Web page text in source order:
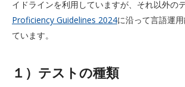
イドラインを利用していますが、それ以外のテ
Proficiency Guidelines 2024に沿って言語運
ています。
１）テストの種類